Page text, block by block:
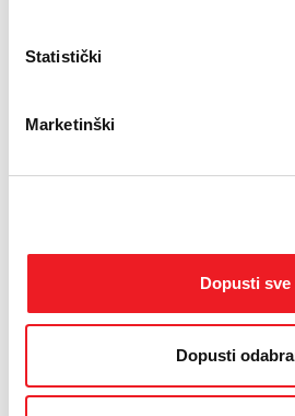
Statistički
Marketinški
Dopusti sve
Dopusti